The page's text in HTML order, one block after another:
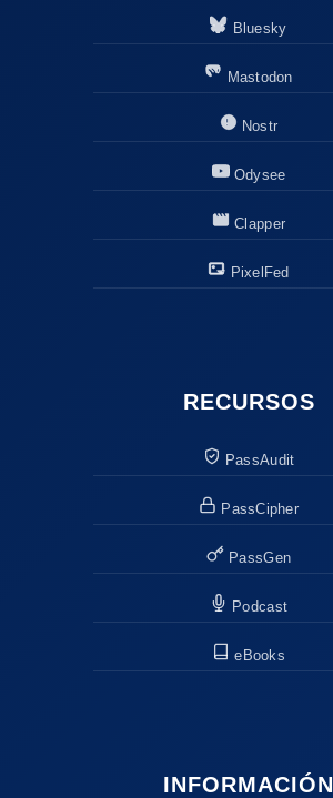
Bluesky
Mastodon
Nostr
Odysee
Clapper
PixelFed
RECURSOS
PassAudit
PassCipher
PassGen
Podcast
eBooks
INFORMACIÓN